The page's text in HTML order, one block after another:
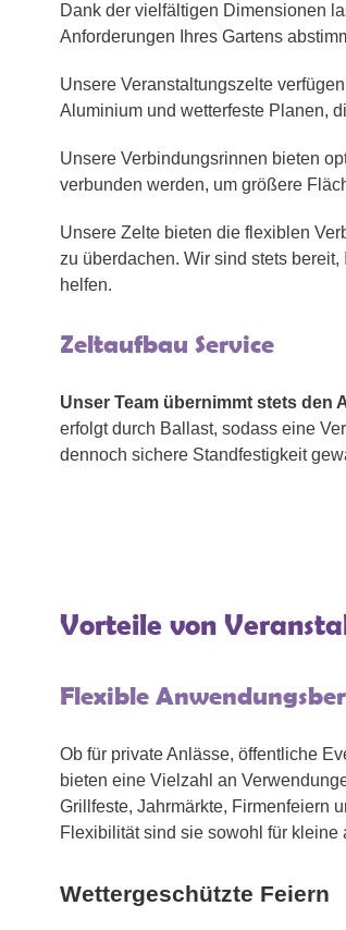
Dank der vielfältigen Dimensionen
Anforderungen Ihres Gartens
Unsere Veranstaltungszelte
Aluminium und wetterfeste Planen,
Unsere Verbindungsrinnen bieten
verbunden werden, um größere
Unsere Zelte bieten die flexiblen
zu überdachen. Wir sind stets
helfen.
Zeltaufbau Service
Unser Team übernimmt stets den
erfolgt durch Ballast, sodass eine
dennoch sichere Standfestigkeit
Vorteile von
Flexible
Ob für private Anlässe, öffentliche
bieten eine Vielzahl an
Grillfeste, Jahrmärkte, Firmenfeiern
Flexibilität sind sie sowohl für
Wettergeschützte Feiern